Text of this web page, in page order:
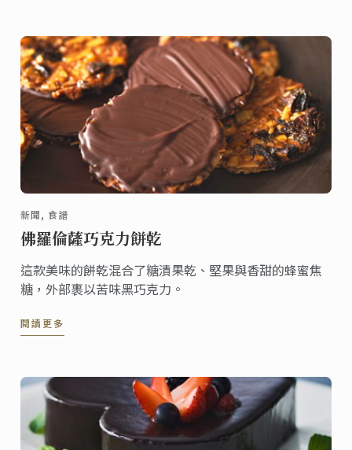
新聞, 食譜
佛羅倫薩巧克力餅乾
這款美味的餅乾混合了糖漬果乾、堅果與香甜的蜂蜜焦
糖，外部裹以苦味黑巧克力。
閱讀更多